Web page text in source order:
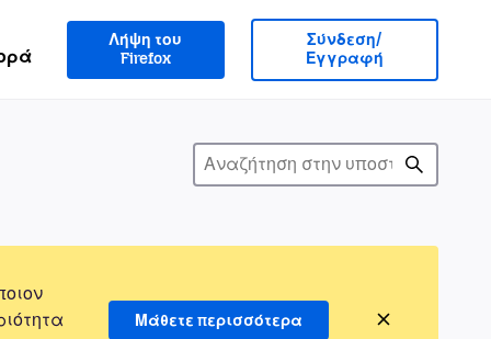
Λήψη του
Firefox
Σύνδεση/
Εγγραφή
Μάθετε περισσότερα